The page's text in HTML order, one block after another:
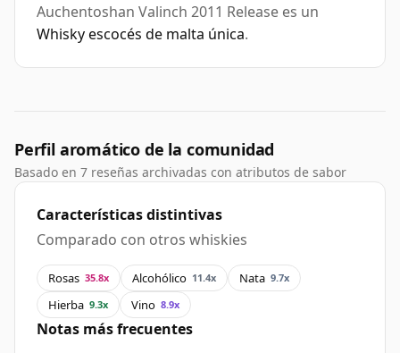
Auchentoshan Valinch 2011 Release es un
Whisky escocés de malta única.
Perfil aromático de la comunidad
Basado en 7 reseñas archivadas con atributos de sabor
Características distintivas
Comparado con otros whiskies
Rosas 35.8x Alcohólico 11.4x Nata 9.7x
Hierba 9.3x Vino 8.9x
Notas más frecuentes